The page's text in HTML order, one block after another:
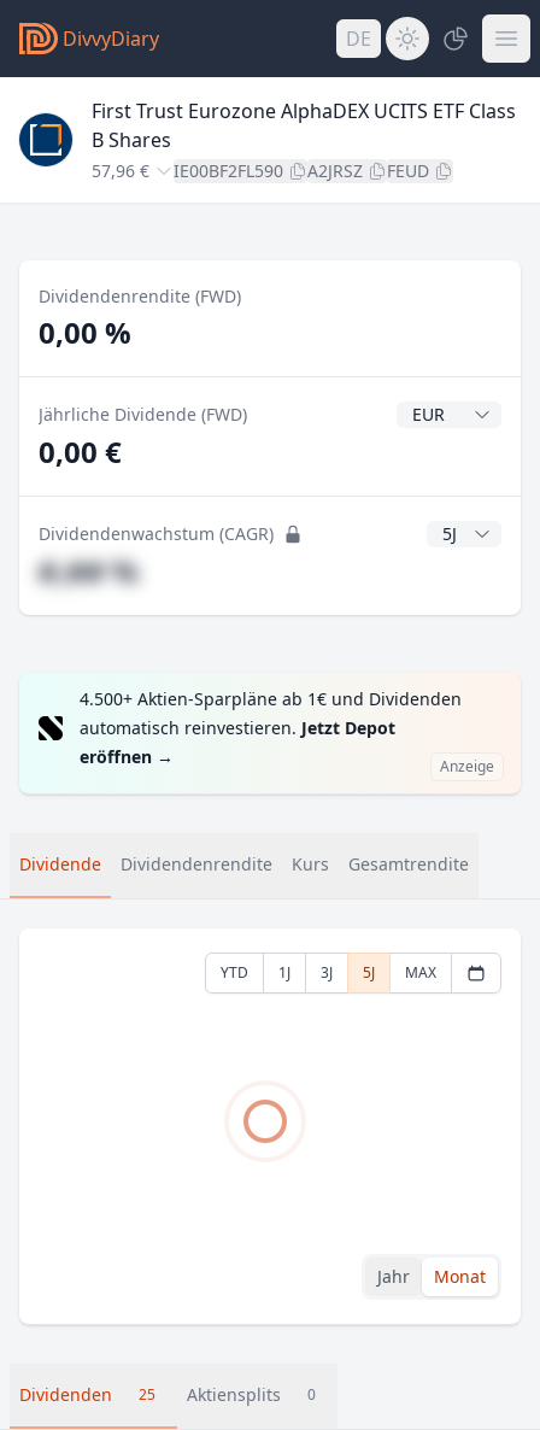
DivvyDiary DE
First Trust Eurozone AlphaDEX UCITS ETF Class
B Shares
57,96 € IE00BF2FL590 A2JRSZ FEUD
Dividendenrendite (FWD)
0,00 %
Jährliche Dividende (FWD)
0,00 €
Dividendenwachstum (CAGR) CAGR Jahre
#,## %
4.500+ Aktien-Sparpläne ab 1€ und Dividenden
automatisch reinvestieren. Jetzt Depot
eröffnen → Anzeige
Dividende Dividendenrendite Kurs Gesamtrendite
YTD 1J 3J 5J MAX
Jahr Monat
Dividenden 25 Aktiensplits 0